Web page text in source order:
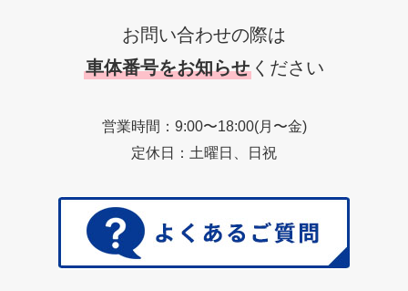
お問い合わせの際は
車体番号をお知らせ ください
営業時間：9:00〜18:00(月〜金)
定休日：土曜日、日祝